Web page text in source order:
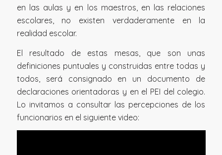
en las aulas y en los maestros, en las relaciones
escolares, no existen verdaderamente en la
realidad escolar.
El resultado de estas mesas, que son unas
definiciones puntuales y construidas entre todas y
todos, será consignado en un documento de
declaraciones orientadoras y en el PEI del colegio.
Lo invitamos a consultar las percepciones de los
funcionarios en el siguiente video: